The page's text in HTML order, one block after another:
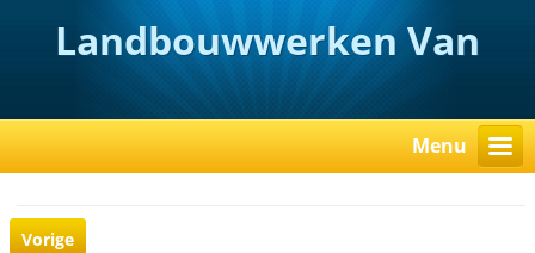
Landbouwwerken Van
Rooy
Menu
Vorige